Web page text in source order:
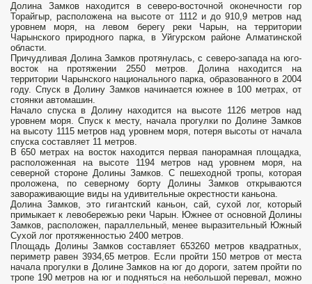
Долина Замков находится в северо-восточной оконечности гор
Торайгыр, расположена на высоте от 1112 и до 910,9 метров над
уровнем моря, на левом берегу реки Чарын, на территории
Чарынского природного парка, в Уйгурском районе Алматинской
области.
Причудливая Долина Замков протянулась, с северо-запада на юго-
восток на протяжении 2550 метров. Долина находится на
территории Чарынского национального парка, образованного в 2004
году. Спуск в Долину Замков начинается южнее в 100 метрах, от
стоянки автомашин.
Начало спуска в Долину находится на высоте 1126 метров над
уровнем моря. Спуск к месту, начала прогулки по Долине Замков
на высоту 1115 метров над уровнем моря, потеря высоты от начала
спуска составляет 11 метров.
В 650 метрах на восток находится первая панорамная площадка,
расположенная на высоте 1194 метров над уровнем моря, на
северной стороне Долины Замков. С пешеходной тропы, которая
проложена, по северному борту Долины Замков открываются
завораживающие виды на удивительные окрестности каньона.
Долина Замков, это гигантский каньон, сай, сухой лог, который
примыкает к левобережью реки Чарын. Южнее от основной Долины
Замков, расположен, параллельный, менее выразительный Южный
Сухой лог протяженностью 2400 метров.
Площадь Долины Замков составляет 653260 метров квадратных,
периметр равен 3934,65 метров. Если пройти 150 метров от места
начала прогулки в Долине Замков на юг до дороги, затем пройти по
тропе 190 метров на юг и подняться на небольшой перевал, можно